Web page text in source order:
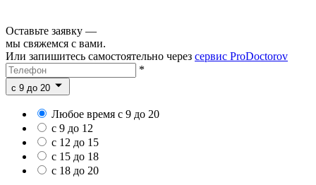
Оставьте заявку —
мы свяжемся с вами.
Или запишитесь самостоятельно через сервис ProDoctorov
*
c 9 до 20
Любое время с 9 до 20
с 9 до 12
с 12 до 15
с 15 до 18
с 18 до 20